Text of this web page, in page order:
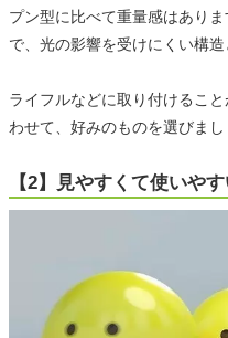
プン型に比べて重量感はあり
で、光の影響を受けにくい構造
ライフルなどに取り付けるこ
わせて、好みのものを選びまし
【2】見やすくて使いや